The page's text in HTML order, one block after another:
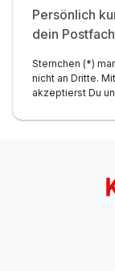
Persönlich
dein Postfach
Sternchen (*)
nicht an Dritte.
akzeptierst Du